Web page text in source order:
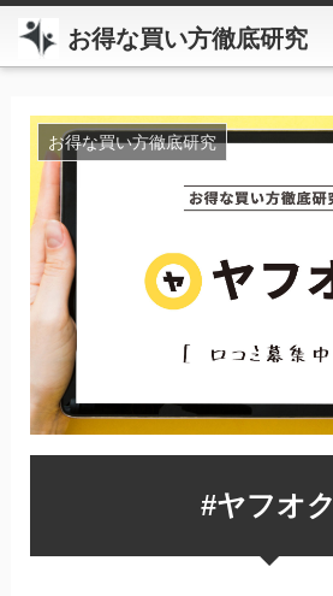
お得な買い方徹底研究
お得な買い方徹底研究
#ヤフオク